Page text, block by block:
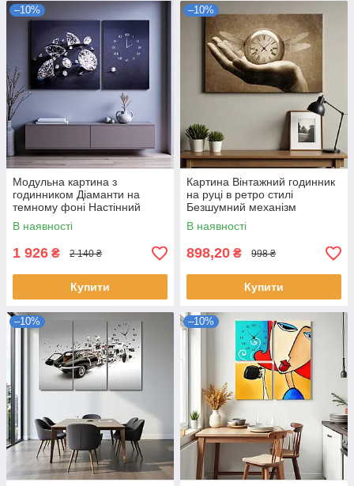
–10%
Модульна картина з
годинником Діаманти на
темному фоні Настінний
безшумний годинник Декор
для інтер'єру 100х60 з 2х
В наявності
1 926 ₴ 2 140 ₴
Купити
–10%
Картина Вінтажний годинник
на руці в ретро стилі
Безшумний механізм
60х40см
В наявності
898,20 ₴ 998 ₴
Купити
–10% –10%